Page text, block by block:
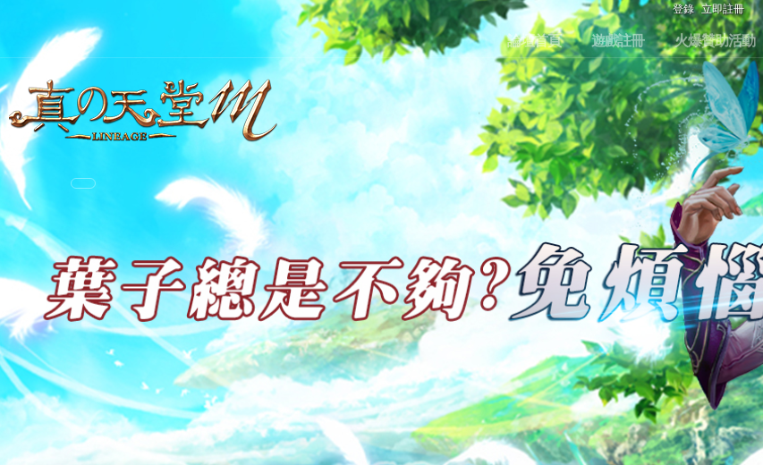
登錄 立即註冊
論壇首頁 遊戲註冊 火爆贊助活動